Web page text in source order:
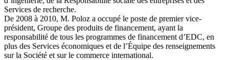
Services de recherche.
De 2008 à 2010, M. Poloz a occupé le poste de premier vice-
président, Groupe des produits de financement, ayant la
responsabilité de tous les programmes de financement d’EDC, en
plus des Services économiques et de l’Équipe des renseignements
sur la Société et sur le commerce international.